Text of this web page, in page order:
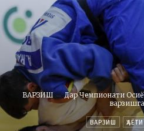
ВАРЗИШ
Дар Чемпионати Осиё
ВАРЗИШ